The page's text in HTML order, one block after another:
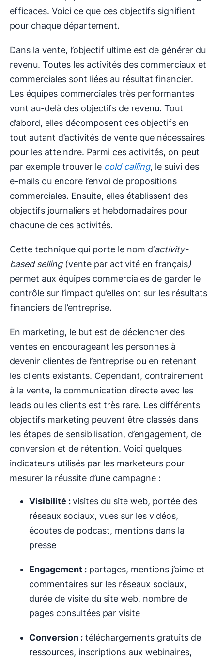
efficaces. Voici ce que ces objectifs signifient
pour chaque département.
Dans la vente, l’objectif ultime est de générer du
revenu. Toutes les activités des commerciaux et
commerciales sont liées au résultat financier.
Les équipes commerciales très performantes
vont au-delà des objectifs de revenu. Tout
d’abord, elles décomposent ces objectifs en
tout autant d’activités de vente que nécessaires
pour les atteindre. Parmi ces activités, on peut
par exemple trouver le cold calling, le suivi des
e-mails ou encore l’envoi de propositions
commerciales. Ensuite, elles établissent des
objectifs journaliers et hebdomadaires pour
chacune de ces activités.
Cette technique qui porte le nom d’activity-
based selling (vente par activité en français)
permet aux équipes commerciales de garder le
contrôle sur l’impact qu’elles ont sur les résultats
financiers de l’entreprise.
En marketing, le but est de déclencher des
ventes en encourageant les personnes à
devenir clientes de l’entreprise ou en retenant
les clients existants. Cependant, contrairement
à la vente, la communication directe avec les
leads ou les clients est très rare. Les différents
objectifs marketing peuvent être classés dans
les étapes de sensibilisation, d’engagement, de
conversion et de rétention. Voici quelques
indicateurs utilisés par les marketeurs pour
mesurer la réussite d’une campagne :
Visibilité :visites du site web, portée des
réseaux sociaux, vues sur les vidéos,
écoutes de podcast, mentions dans la
presse
Engagement : partages, mentions j’aime et
commentaires sur les réseaux sociaux,
durée de visite du site web, nombre de
pages consultées par visite
Conversion : téléchargements gratuits de
ressources, inscriptions aux webinaires,